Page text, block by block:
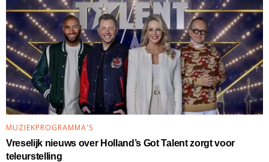
MUZIEKPROGRAMMA'S
Vreselijk nieuws over Holland’s Got Talent zorgt voor
teleurstelling